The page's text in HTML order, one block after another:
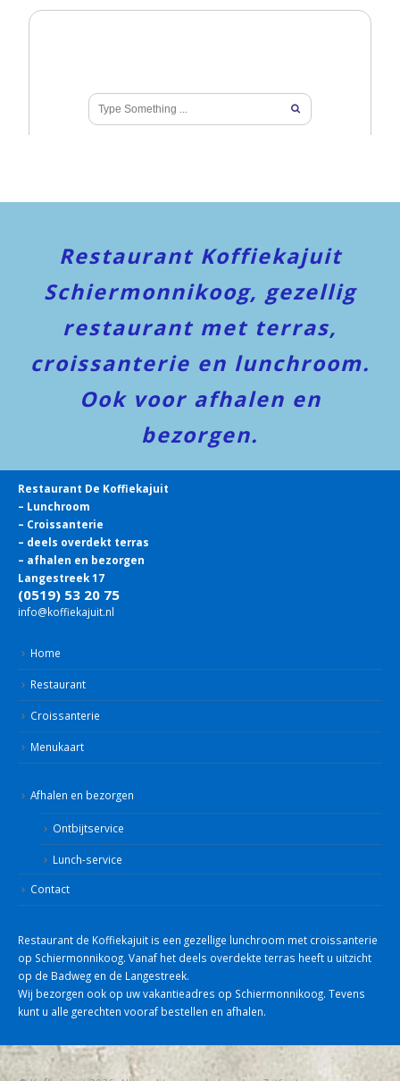
Restaurant Koffiekajuit
Schiermonnikoog, gezellig
restaurant met terras,
croissanterie en lunchroom.
Ook voor afhalen en
bezorgen.
Restaurant De Koffiekajuit
– Lunchroom
– Croissanterie
– deels overdekt terras
– afhalen en bezorgen
Langestreek 17
(0519) 53 20 75
info@koffiekajuit.nl
Home
Restaurant
Croissanterie
Menukaart
Afhalen en bezorgen
Ontbijtservice
Lunch-service
Contact
Restaurant de Koffiekajuit is een gezellige lunchroom met croissanterie
op Schiermonnikoog. Vanaf het deels overdekte terras heeft u uitzicht
op de Badweg en de Langestreek.
Wij bezorgen ook op uw vakantieadres op Schiermonnikoog. Tevens
kunt u alle gerechten vooraf bestellen en afhalen.